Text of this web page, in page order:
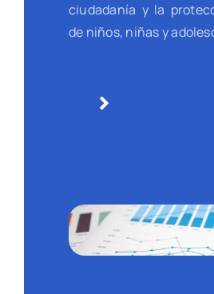
ciudadanía y la
de niños, niñas y